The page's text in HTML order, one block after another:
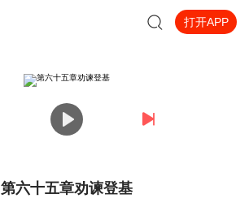
打开APP
第六十五章劝谏登基